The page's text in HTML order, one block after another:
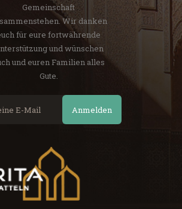
Gemeinschaft
Wir danken
für eure fortwährende
und wünschen
und euren Familien alles
Gute.
Anmelden